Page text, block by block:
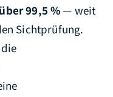
99,5 %— weit
Sichtprüfung.